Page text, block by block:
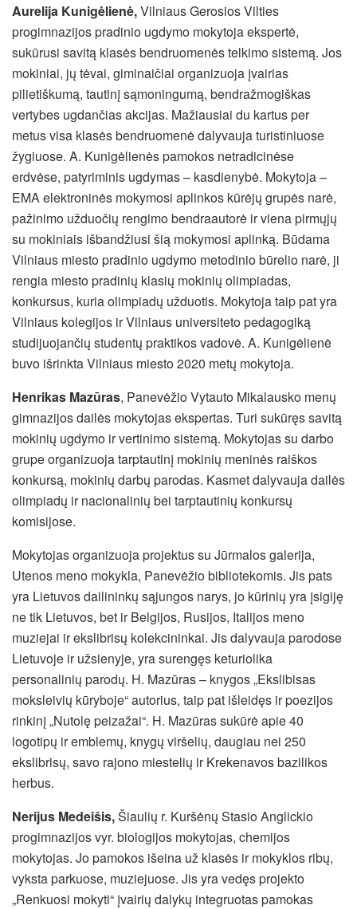
Aurelija Kunigėlienė,Vilniaus Gerosios Vilties
progimnazijos pradinio ugdymo mokytoja ekspertė,
sukūrusi savitą klasės bendruomenės telkimo sistemą. Jos
mokiniai, jų tėvai, giminaičiai organizuoja įvairias
pilietiškumą, tautinį sąmoningumą, bendražmogiškas
vertybes ugdančias akcijas. Mažiausiai du kartus per
metus visa klasės bendruomenė dalyvauja turistiniuose
žygiuose. A. Kunigėlienės pamokos netradicinėse
erdvėse, patyriminis ugdymas – kasdienybė. Mokytoja –
EMA elektroninės mokymosi aplinkos kūrėjų grupės narė,
pažinimo užduočių rengimo bendraautorė ir viena pirmųjų
su mokiniais išbandžiusi šią mokymosi aplinką. Būdama
Vilniaus miesto pradinio ugdymo metodinio būrelio narė, ji
rengia miesto pradinių klasių mokinių olimpiadas,
konkursus, kuria olimpiadų užduotis. Mokytoja taip pat yra
Vilniaus kolegijos ir Vilniaus universiteto pedagogiką
studijuojančių studentų praktikos vadovė. A. Kunigėlienė
buvo išrinkta Vilniaus miesto 2020 metų mokytoja.
Henrikas Mazūras, Panevėžio Vytauto Mikalausko menų
gimnazijos dailės mokytojas ekspertas. Turi sukūręs savitą
mokinių ugdymo ir vertinimo sistemą. Mokytojas su darbo
grupe organizuoja tarptautinį mokinių meninės raiškos
konkursą, mokinių darbų parodas. Kasmet dalyvauja dailės
olimpiadų ir nacionalinių bei tarptautinių konkursų
komisijose.
Mokytojas organizuoja projektus su Jūrmalos galerija,
Utenos meno mokykla, Panevėžio bibliotekomis. Jis pats
yra Lietuvos dailininkų sąjungos narys, jo kūrinių yra įsigiję
ne tik Lietuvos, bet ir Belgijos, Rusijos, Italijos meno
muziejai ir ekslibrisų kolekcininkai. Jis dalyvauja parodose
Lietuvoje ir užsienyje, yra surengęs keturiolika
personalinių parodų. H. Mazūras – knygos „Ekslibisas
moksleivių kūryboje“ autorius, taip pat išleidęs ir poezijos
rinkinį „Nutolę peizažai“. H. Mazūras sukūrė apie 40
logotipų ir emblemų, knygų viršelių, daugiau nei 250
ekslibrisų, savo rajono miestelių ir Krekenavos bazilikos
herbus.
Nerijus Medeišis,Šiaulių r. Kuršėnų Stasio Anglickio
progimnazijos vyr. biologijos mokytojas, chemijos
mokytojas. Jo pamokos išeina už klasės ir mokyklos ribų,
vyksta parkuose, muziejuose. Jis yra vedęs projekto
„Renkuosi mokyti“ įvairių dalykų integruotas pamokas